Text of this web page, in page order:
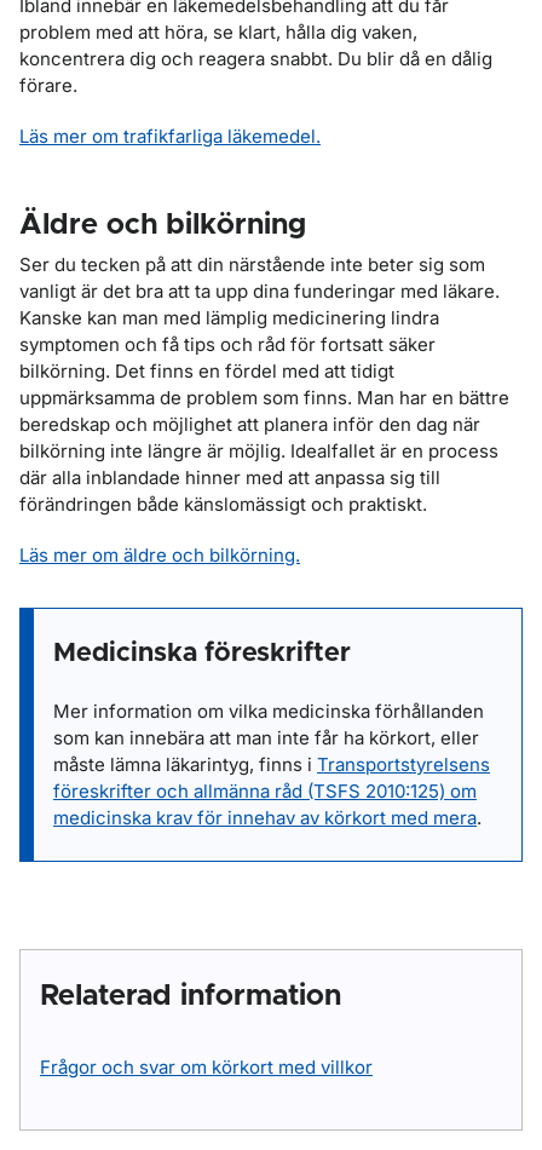
Ibland innebär en läkemedelsbehandling att du får
problem med att höra, se klart, hålla dig vaken,
koncentrera dig och reagera snabbt. Du blir då en dålig
förare.
Läs mer om trafikfarliga läkemedel.
Äldre och bilkörning
Ser du tecken på att din närstående inte beter sig som
vanligt är det bra att ta upp dina funderingar med läkare.
Kanske kan man med lämplig medicinering lindra
symptomen och få tips och råd för fortsatt säker
bilkörning. Det finns en fördel med att tidigt
uppmärksamma de problem som finns. Man har en bättre
beredskap och möjlighet att planera inför den dag när
bilkörning inte längre är möjlig. Idealfallet är en process
där alla inblandade hinner med att anpassa sig till
förändringen både känslomässigt och praktiskt.
Läs mer om äldre och bilkörning.
Medicinska föreskrifter
Mer information om vilka medicinska förhållanden
som kan innebära att man inte får ha körkort, eller
måste lämna läkarintyg, finns i Transportstyrelsens
föreskrifter och allmänna råd (TSFS 2010:125) om
medicinska krav för innehav av körkort med mera.
Relaterad information
Frågor och svar om körkort med villkor